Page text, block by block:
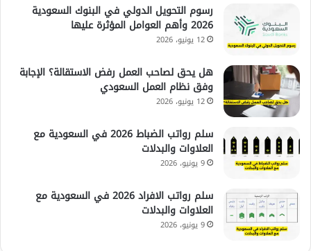
رسوم التحويل الدولي في البنوك السعودية
2026 وأهم العوامل المؤثرة عليها
12 يونيو، 2026
هل يحق لصاحب العمل رفض الاستقالة؟ الإجابة
وفق نظام العمل السعودي
12 يونيو، 2026
سلم رواتب الضباط 2026 في السعودية مع
العلاوات والبدلات
9 يونيو، 2026
سلم رواتب الافراد 2026 في السعودية مع
العلاوات والبدلات
9 يونيو، 2026